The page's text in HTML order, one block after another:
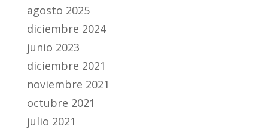
agosto 2025
diciembre 2024
junio 2023
diciembre 2021
noviembre 2021
octubre 2021
julio 2021